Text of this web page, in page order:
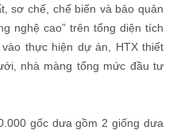
sơ chế, chế biến và bảo quản
nghệ cao” trên tổng diện tích
thực hiện dự án, HTX thiết
nhà màng tổng mức đầu tư
gốc dưa gồm 2 giống dưa